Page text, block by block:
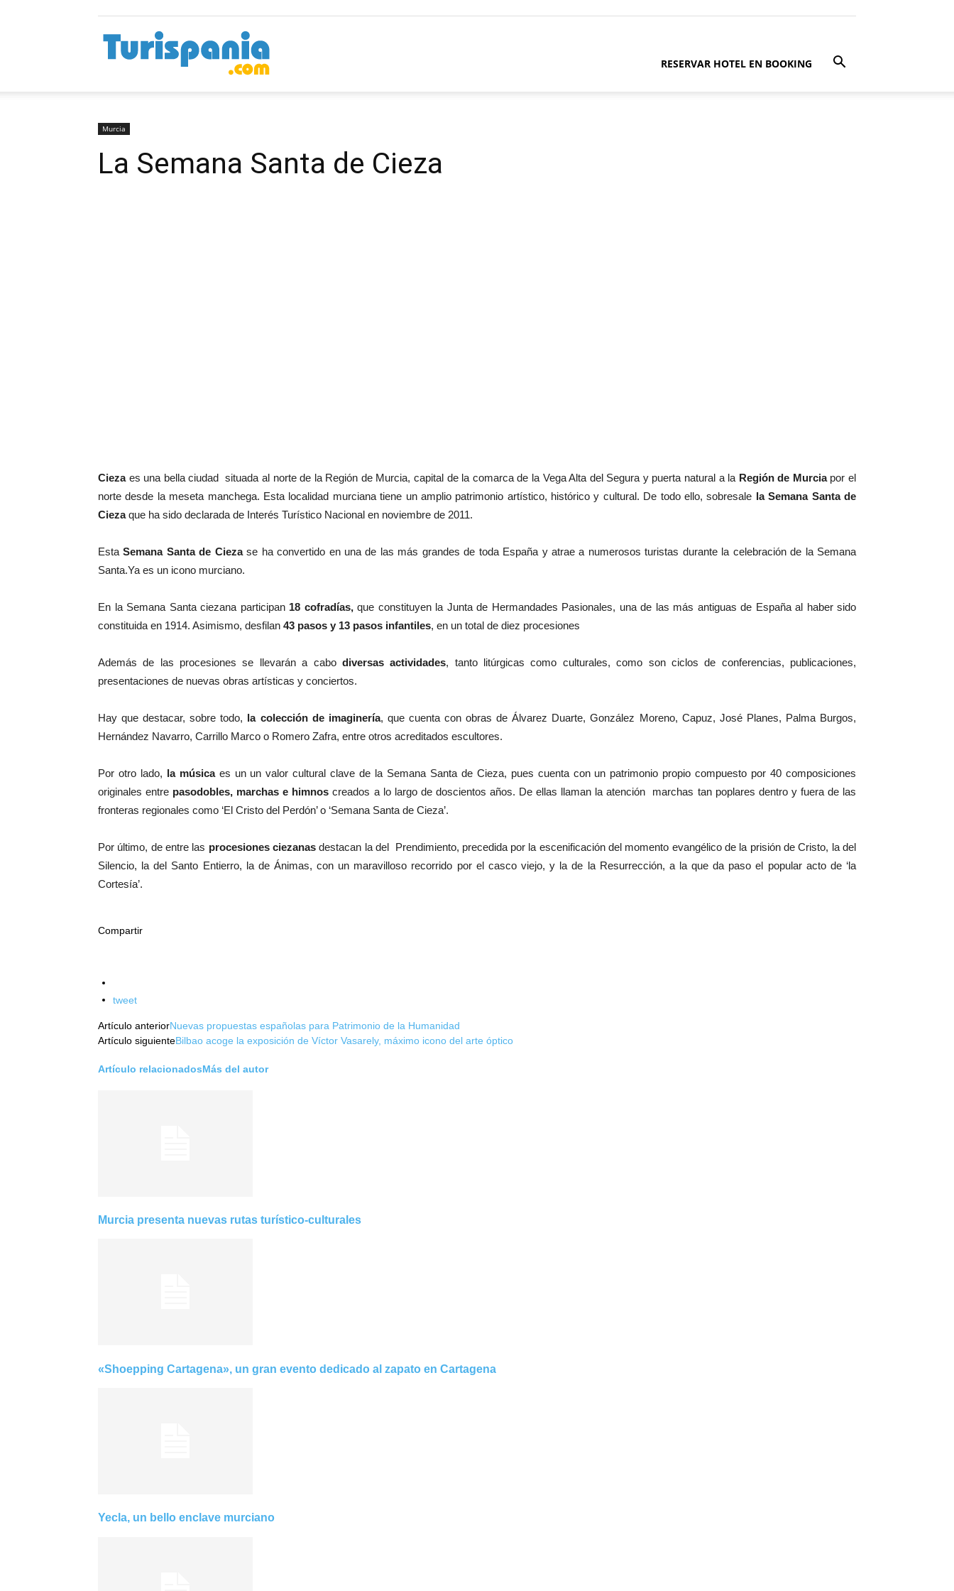
RESERVAR HOTEL EN BOOKING
Murcia
La Semana Santa de Cieza
Ciezaes una bella ciudad situada al norte de la Región de Murcia, capital de la comarca de la Vega Alta del Segura y puerta natural a la Región de Murciapor el
norte desde la meseta manchega. Esta localidad murciana tiene un amplio patrimonio artístico, histórico y cultural. De todo ello, sobresale la Semana Santa de
Ciezaque ha sido declarada de Interés Turístico Nacional en noviembre de 2011.
EstaSemana Santa de Ciezase ha convertido en una de las más grandes de toda España y atrae a numerosos turistas durante la celebración de la Semana
Santa.Ya es un icono murciano.
En la Semana Santa ciezana participan 18 cofradías,que constituyen la Junta de Hermandades Pasionales, una de las más antiguas de España al haber sido
constituida en 1914. Asimismo, desfilan 43 pasos y 13 pasos infantiles, en un total de diez procesiones
Además de las procesiones se llevarán a cabo diversas actividades, tanto litúrgicas como culturales, como son ciclos de conferencias, publicaciones,
presentaciones de nuevas obras artísticas y conciertos.
Hay que destacar, sobre todo, la colección de imaginería, que cuenta con obras de Álvarez Duarte, González Moreno, Capuz, José Planes, Palma Burgos,
Hernández Navarro, Carrillo Marco o Romero Zafra, entre otros acreditados escultores.
Por otro lado, la músicaes un un valor cultural clave de la Semana Santa de Cieza, pues cuenta con un patrimonio propio compuesto por 40 composiciones
originales entre pasodobles, marchas e himnos creados a lo largo de doscientos años. De ellas llaman la atención marchas tan poplares dentro y fuera de las
fronteras regionales como ‘El Cristo del Perdón’ o ‘Semana Santa de Cieza’.
Por último, de entre las procesiones ciezanasdestacan la del Prendimiento, precedida por la escenificación del momento evangélico de la prisión de Cristo, la del
Silencio, la del Santo Entierro, la de Ánimas, con un maravilloso recorrido por el casco viejo, y la de la Resurrección, a la que da paso el popular acto de ‘la
Cortesía’.
Compartir
tweet
Artículo anteriorNuevas propuestas españolas para Patrimonio de la Humanidad
Artículo siguienteBilbao acoge la exposición de Víctor Vasarely, máximo icono del arte óptico
Artículo relacionadosMás del autor
Murcia presenta nuevas rutas turístico-culturales
«Shoepping Cartagena», un gran evento dedicado al zapato en Cartagena
Yecla, un bello enclave murciano